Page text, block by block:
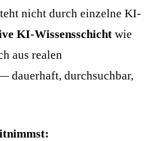
nicht durch einzelne KI-
KI-Wissensschicht wie
aus realen
dauerhaft, durchsuchbar,